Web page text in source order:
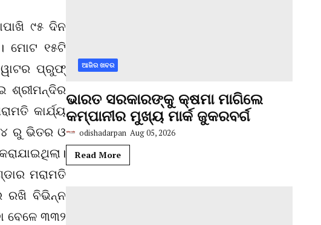
୯୫ ଦିନ
ମୋଟ ୧୫ଟି
ପ୍ରୁଫ୍
ଶ୍ରୀମନ୍ଦିର
କାର୍ଯ୍ୟ
ରୁ ଭିତର ଓ
ମରାମତି
ରଖି ବିଭିନ୍ନ
ବେଳେ ୩୩୨
ଆଜିର ଖବର
ଭାରତ ସରକାରଙ୍କୁ କ୍ଷମା ମାଗିଲେ
କମ୍ପାନୀର ମୁଖ୍ୟ ମାର୍କ ଜୁକରବର୍ଗ
odishadarpan Aug 05, 2026
Read More